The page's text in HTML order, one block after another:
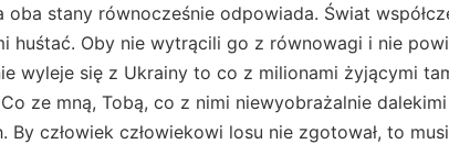
oba stany równocześnie odpowiada. Świat
huśtać. Oby nie wytrącili go z równowagi i nie
wyleje się z Ukrainy to co z milionami żyjącymi
ze mną, Tobą, co z nimi niewyobrażalnie
By człowiek człowiekowi losu nie zgotował, to